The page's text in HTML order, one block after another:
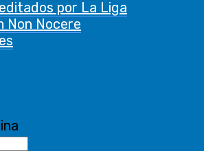
por La Liga
Non Nocere
Consent
plugin. The